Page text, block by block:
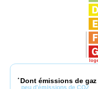
* Dont émissions de